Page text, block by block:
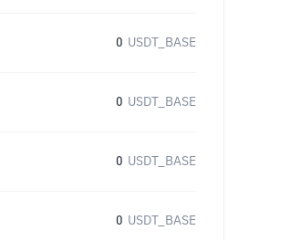
0 USDT_BASE
0 USDT_BASE
0 USDT_BASE
0 USDT_BASE